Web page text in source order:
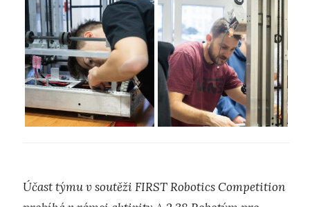
Účast týmu v soutěži FIRST Robotics Competition